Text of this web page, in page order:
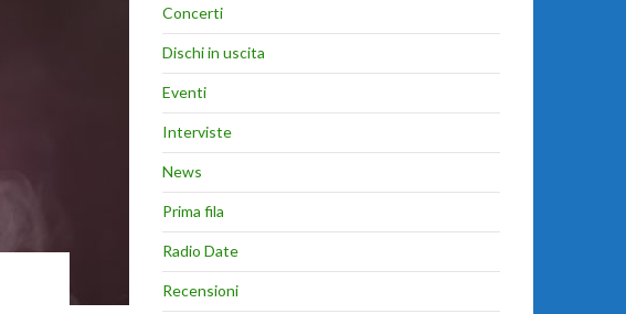
Concerti
Dischi in uscita
Eventi
Interviste
News
Prima fila
Radio Date
Recensioni